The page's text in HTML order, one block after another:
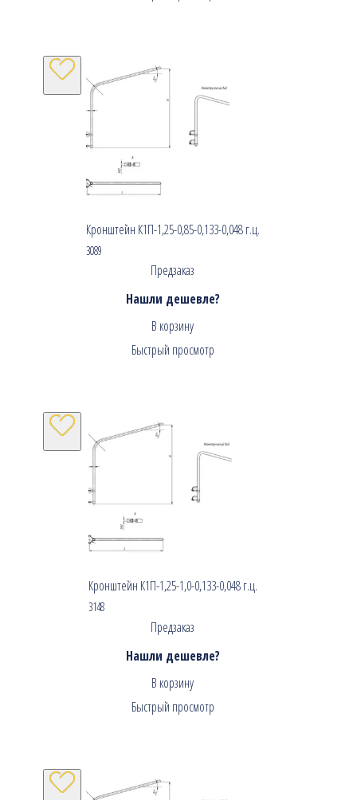
Кронштейн К1П-1,25-0,85-0,133-0,048 г.ц.
3089
Предзаказ
Нашли дешевле?
В корзину
Быстрый просмотр
Кронштейн К1П-1,25-1,0-0,133-0,048 г.ц.
3148
Предзаказ
Нашли дешевле?
В корзину
Быстрый просмотр